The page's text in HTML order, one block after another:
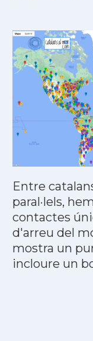
Entre
paral·lels,
contactes
d'arreu del
mostra un
incloure un